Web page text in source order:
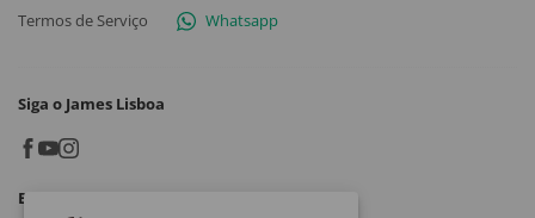
Termos de Serviço
Whatsapp
Siga o James Lisboa
Baixe o App